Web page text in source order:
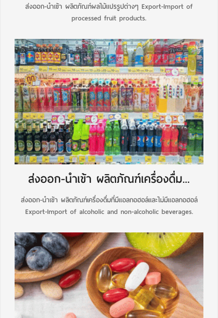
ส่งออก-นำเข้า ผลิตภัณฑ์ผลไม้แปรรูปต่างๆ Export-Import of
processed fruit products.
ส่งออก-นำเข้า ผลิตภัณฑ์เครื่องดื่ม...
ส่งออก-นำเข้า ผลิตภัณฑ์เครื่องดื่มที่มีแอลกอฮอล์และไม่มีแอลกอฮอล์
Export-Import of alcoholic and non-alcoholic beverages.